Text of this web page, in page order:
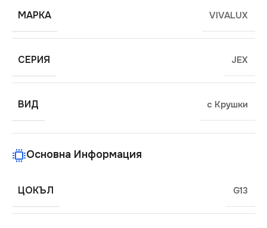
МАРКА VIVALUX
СЕРИЯ JEX
ВИД с Крушки
Основна Информация
ЦОКЪЛ G13